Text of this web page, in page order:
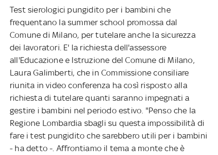
Test sierologici pungidito per i bambini che
frequentano la summer school promossa dal
Comune di Milano, per tutelare anche la sicurezza
dei lavoratori. E' la richiesta dell'assessore
all'Educazione e Istruzione del Comune di Milano,
Laura Galimberti, che in Commissione consiliare
riunita in video conferenza ha così risposto alla
richiesta di tutelare quanti saranno impegnati a
gestire i bambini nel periodo estivo. "Penso che la
Regione Lombardia sbagli su questa impossibilità di
fare i test pungidito che sarebbero utili per i bambini
- ha detto -. Affrontiamo il tema a monte che è